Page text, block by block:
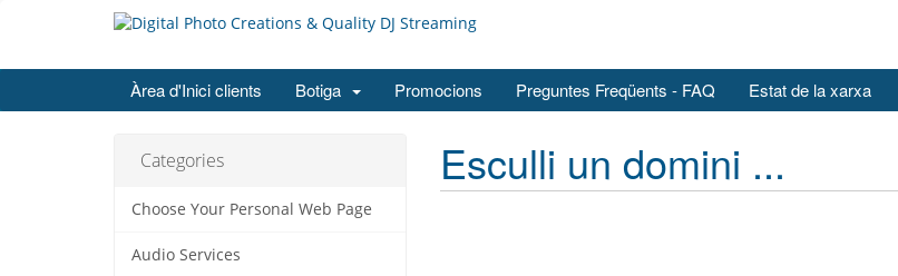
Àrea d'Inici clients Botiga Promocions Preguntes Freqüents - FAQ Estat de la xarxa
Categories
Choose Your Personal Web Page
Audio Services
Esculli un domini ...